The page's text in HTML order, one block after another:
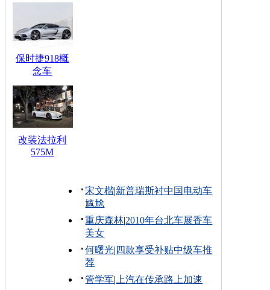
保时捷918概
念车
改装法拉利
575M
宋文楷|新普瑞斯衬中国电动车
尴尬
重庆森林|2010年台北车展香车
美女
何曙光| 四款享受补贴中级车推
荐
管学军| 上汽在传承路上加速